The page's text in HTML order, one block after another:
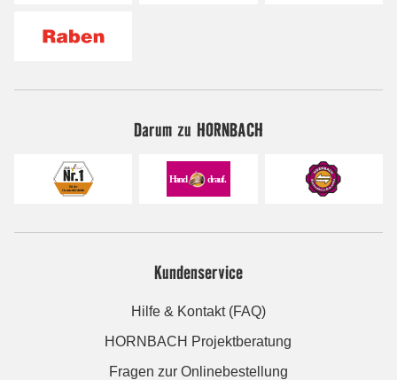
Darum zu HORNBACH
Kundenservice
Hilfe & Kontakt (FAQ)
HORNBACH Projektberatung
Fragen zur Onlinebestellung